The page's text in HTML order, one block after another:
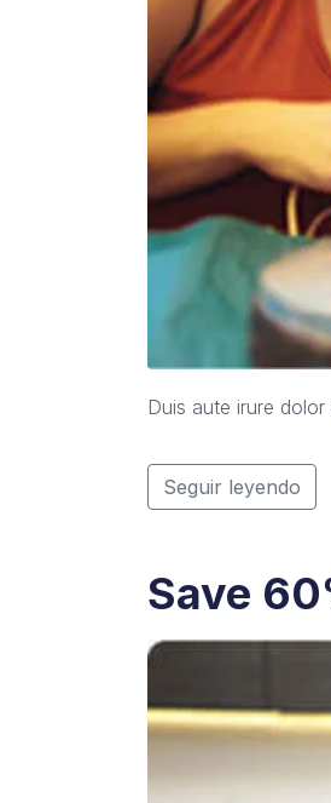
Duis aute irure
Seguir leyendo
Save